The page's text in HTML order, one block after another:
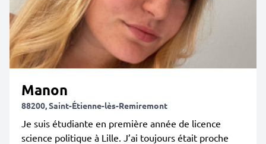
Manon
88200, Saint-Étienne-lès-Remiremont
Je suis étudiante en première année de licence
science politique à Lille. J’ai toujours était proche